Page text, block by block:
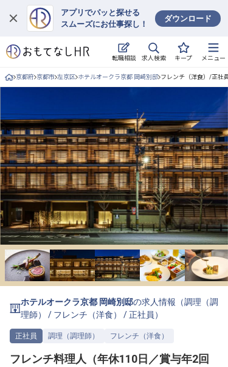
アプリでパッと探せる
スムーズにお仕事探し！
ダウンロード
転職相談 求人検索 キープ メニュー
ログイン
求人・施設を探す
就職・転職 合同説明会
おもてなしHRについて
ご利用の流れ
よくある質問
ホテル・宿泊業界情報コラム
無料 転職サポートに申し込む
京都府 京都市 左京区 ホテルオークラ京都 岡崎別邸 フレンチ（洋食）/正社
ホテルオークラ京都 岡崎別邸の求人情報（調理（調
理師）
/ フレンチ（洋食） /正社員 ）
正社員 調理（調理師） フレンチ（洋食）
フレンチ料理人（年休110日／賞与年2回